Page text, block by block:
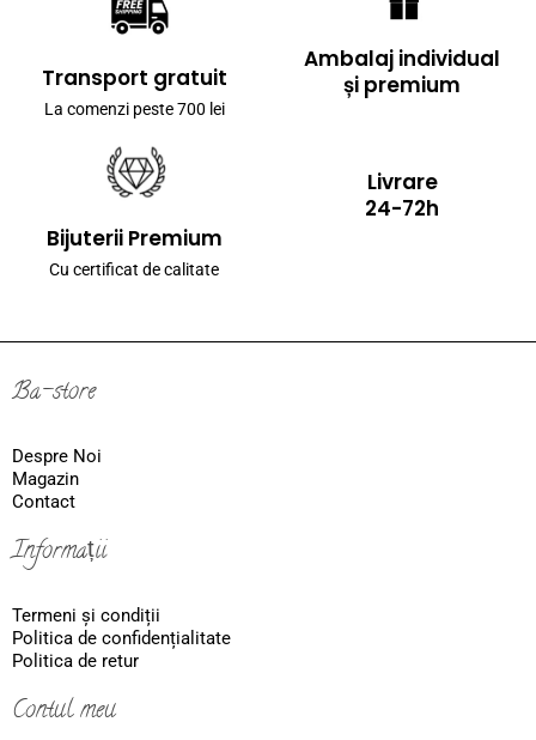
Transport gratuit
La comenzi peste 700 lei
Ambalaj individual
și premium
Bijuterii Premium
Cu certificat de calitate
Livrare
24-72h
Ba-store
Despre Noi
Magazin
Contact
Informații
Termeni și condiții
Politica de confidențialitate
Politica de retur
Contul meu